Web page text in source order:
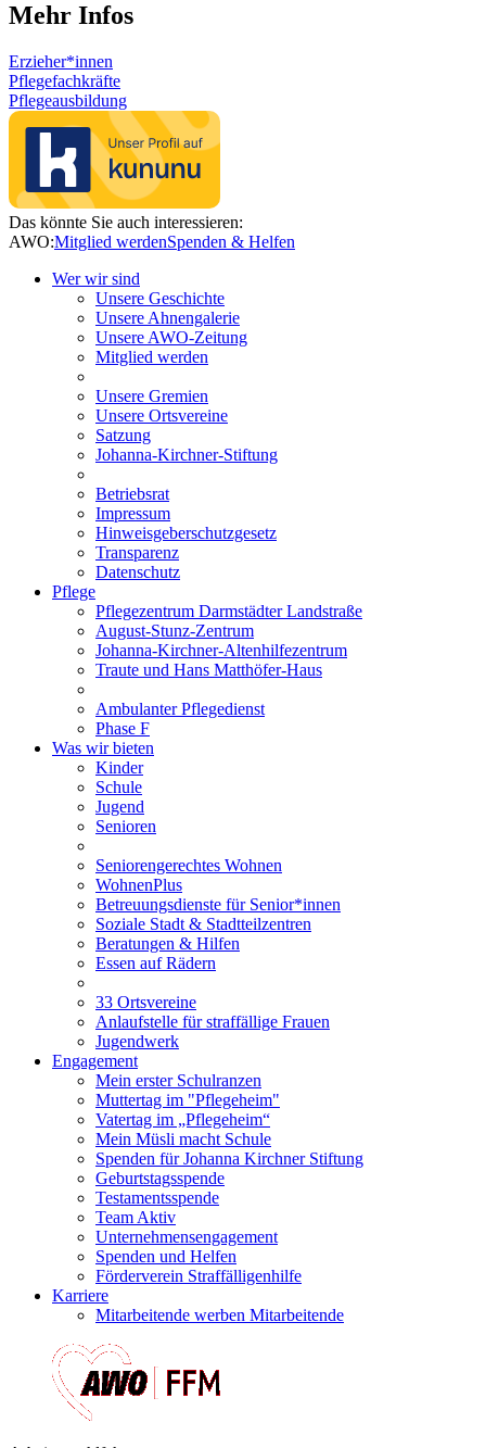
Mehr Infos
Erzieher*innen
Pflegefachkräfte
Pflegeausbildung
Das könnte Sie auch interessieren:
AWO:Mitglied werdenSpenden & Helfen
Wer wir sind
Unsere Geschichte
Unsere Ahnengalerie
Unsere AWO-Zeitung
Mitglied werden
Unsere Gremien
Unsere Ortsvereine
Satzung
Johanna-Kirchner-Stiftung
Betriebsrat
Impressum
Hinweisgeberschutzgesetz
Transparenz
Datenschutz
Pflege
Pflegezentrum Darmstädter Landstraße
August-Stunz-Zentrum
Johanna-Kirchner-Altenhilfezentrum
Traute und Hans Matthöfer-Haus
Ambulanter Pflegedienst
Phase F
Was wir bieten
Kinder
Schule
Jugend
Senioren
Seniorengerechtes Wohnen
WohnenPlus
Betreuungsdienste für Senior*innen
Soziale Stadt & Stadtteilzentren
Beratungen & Hilfen
Essen auf Rädern
33 Ortsvereine
Anlaufstelle für straffällige Frauen
Jugendwerk
Engagement
Mein erster Schulranzen
Muttertag im "Pflegeheim"
Vatertag im „Pflegeheim“
Mein Müsli macht Schule
Spenden für Johanna Kirchner Stiftung
Geburtstagsspende
Testamentsspende
Team Aktiv
Unternehmensengagement
Spenden und Helfen
Förderverein Straffälligenhilfe
Karriere
Mitarbeitende werben Mitarbeitende